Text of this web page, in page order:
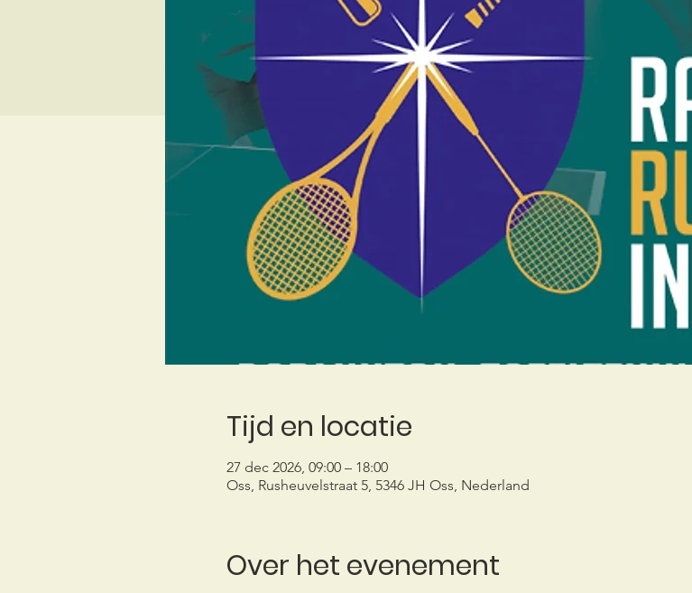
Tijd en locatie
27 dec 2026, 09:00 – 18:00
Oss, Rusheuvelstraat 5, 5346 JH Oss, Nederland
Over het evenement